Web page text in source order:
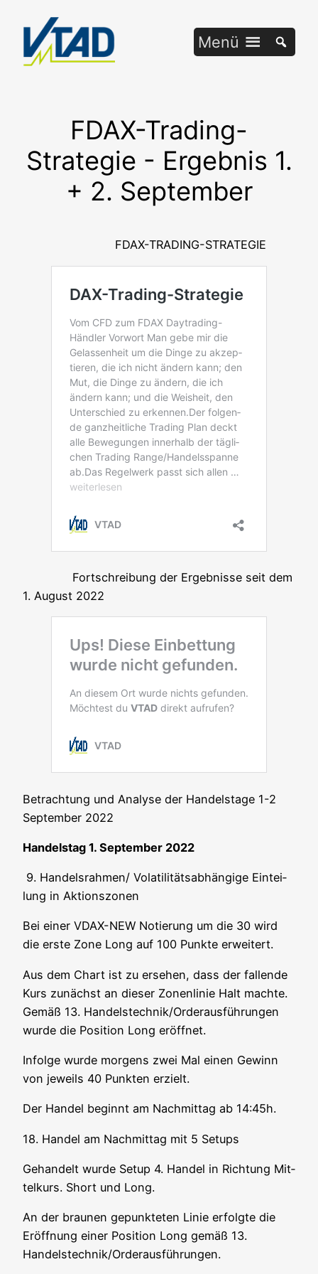
springen
Menü
FDAX-Trading-
Strategie - Ergebnis 1.
+ 2. September
FDAX-TRADING-STRATEGIE
Fort­schrei­bung der Ergeb­nis­se seit dem
1. August 2022
Betrach­tung und Ana­ly­se der Han­dels­ta­ge 1-2
Sep­tem­ber 2022
Han­dels­tag 1. Sep­tem­ber 2022
9. Han­dels­rah­men/ Vola­ti­li­täts­ab­hän­gi­ge Ein­tei­
lung in Aktionszonen
Bei einer VDAX-NEW Notie­rung um die 30 wird
die ers­te Zone Long auf 100 Punk­te erweitert.
Aus dem Chart ist zu erse­hen, dass der fal­len­de
Kurs zunächst an die­ser Zonen­li­nie Halt mach­te.
Gemäß 13. Handelstechnik/Orderausführungen
wur­de die Posi­ti­on Long eröffnet.
Infol­ge wur­de mor­gens zwei Mal einen Gewinn
von jeweils 40 Punk­ten erzielt.
Der Han­del beginnt am Nach­mit­tag ab 14:45h.
18. Han­del am Nach­mit­tag mit 5 Setups
Gehan­delt wur­de Set­up 4. Han­del in Rich­tung Mit­
tel­kurs. Short und Long.
An der brau­nen gepunk­te­ten Linie erfolg­te die
Eröff­nung einer Posi­ti­on Long gemäß 13.
Handelstechnik/Orderausführungen.